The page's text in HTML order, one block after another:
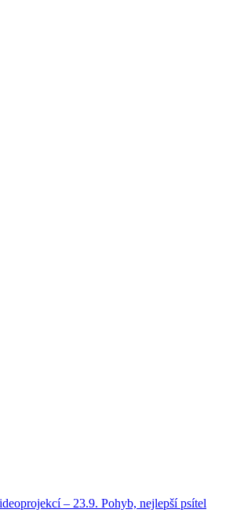
– 23.9. Pohyb, nejlepší psítel